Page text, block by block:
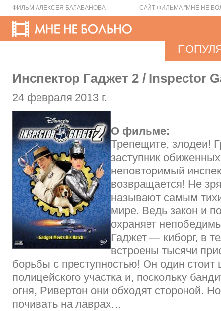
ФИЛЬМ АЛЕКСЕЯ БАЛАБАНОВА САЙТ ФИЛЬМА "МНЕ НЕ
Инспектор Гаджет 2 / Inspector
24 февраля 2013 г.
О фильме:
Трепещите, злодеи!
заступник
неповторимый
возвращается! Не
называют самым
мире. Ведь закон и
охраняет
Гаджет — киборг, в
встроены тысячи
борьбы с преступностью! Он один стоит
полицейского участка и, поскольку
огня, Ривертон они обходят стороной.
почивать на лаврax…